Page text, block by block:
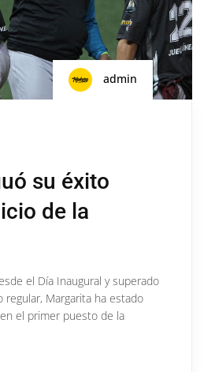
admin
su éxito
de la
el Día Inaugural y superado
Margarita ha estado
el primer puesto de la